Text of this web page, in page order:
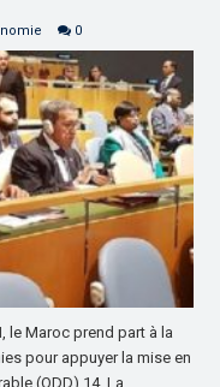
0
le Maroc prend part à la
pour appuyer la mise en
(ODD) 14. La